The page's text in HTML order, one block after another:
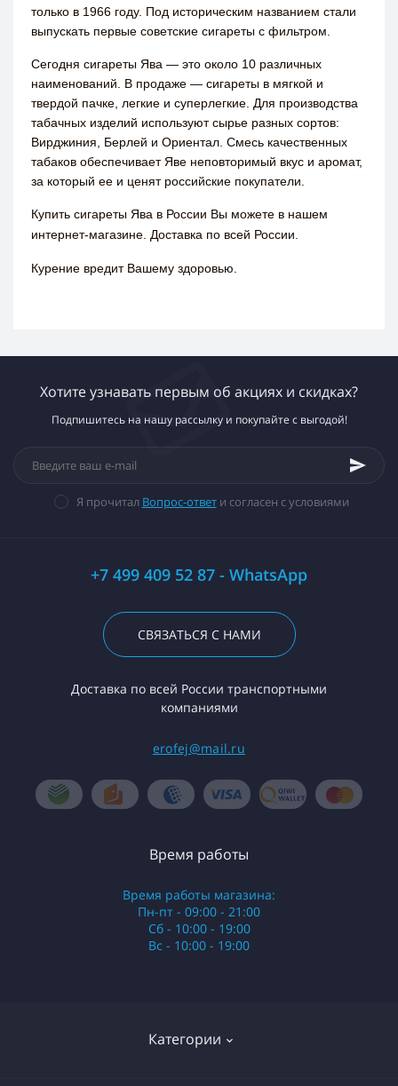
только в 1966 году. Под историческим названием стали
выпускать первые советские сигареты с фильтром.
Сегодня сигареты Ява — это около 10 различных
наименований. В продаже — сигареты в мягкой и
твердой пачке, легкие и суперлегкие. Для производства
табачных изделий используют сырье разных сортов:
Вирджиния, Берлей и Ориентал. Смесь качественных
табаков обеспечивает Яве неповторимый вкус и аромат,
за который ее и ценят российские покупатели.
Купить сигареты Ява в России Вы можете в нашем
интернет-магазине. Доставка по всей России.
Курение вредит Вашему здоровью.
Хотите узнавать первым об акциях и скидках?
Подпишитесь на нашу рассылку и покупайте с выгодой!
Я прочитал Вопрос-ответи согласен с условиями
+7 499 409 52 87 - WhatsApp
СВЯЗАТЬСЯ С НАМИ
Доставка по всей России транспортными
компаниями
erofej@mail.ru
Категории
Время работы
Время работы магазина:
Пн-пт - 09:00 - 21:00
Сб - 10:00 - 19:00
Вс - 10:00 - 19:00